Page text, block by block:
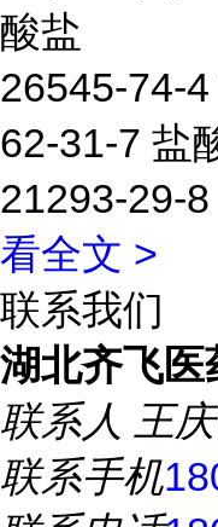
酸盐
26545-74-
62-31-7 盐
21293-29-
看全文 >
联系我们
湖北齐飞医
联系人 王
联系手机